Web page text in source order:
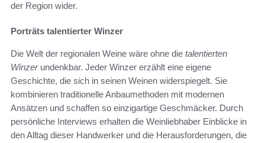
der Region wider.
Porträts talentierter Winzer
Die Welt der regionalen Weine wäre ohne die talentierten
Winzerundenkbar. Jeder Winzer erzählt eine eigene
Geschichte, die sich in seinen Weinen widerspiegelt. Sie
kombinieren traditionelle Anbaumethoden mit modernen
Ansätzen und schaffen so einzigartige Geschmäcker. Durch
persönliche Interviews erhalten die Weinliebhaber Einblicke in
den Alltag dieser Handwerker und die Herausforderungen, die